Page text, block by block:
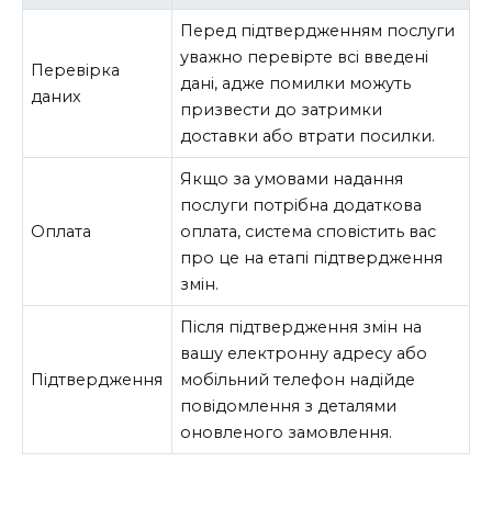
Перевірка
даних
Перед підтвердженням послуги
уважно перевірте всі введені
дані, адже помилки можуть
призвести до затримки
доставки або втрати посилки.
Оплата
Якщо за умовами надання
послуги потрібна додаткова
оплата, система сповістить вас
про це на етапі підтвердження
змін.
Підтвердження
Після підтвердження змін на
вашу електронну адресу або
мобільний телефон надійде
повідомлення з деталями
оновленого замовлення.